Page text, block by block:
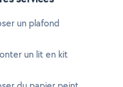
un plafond
un lit en kit